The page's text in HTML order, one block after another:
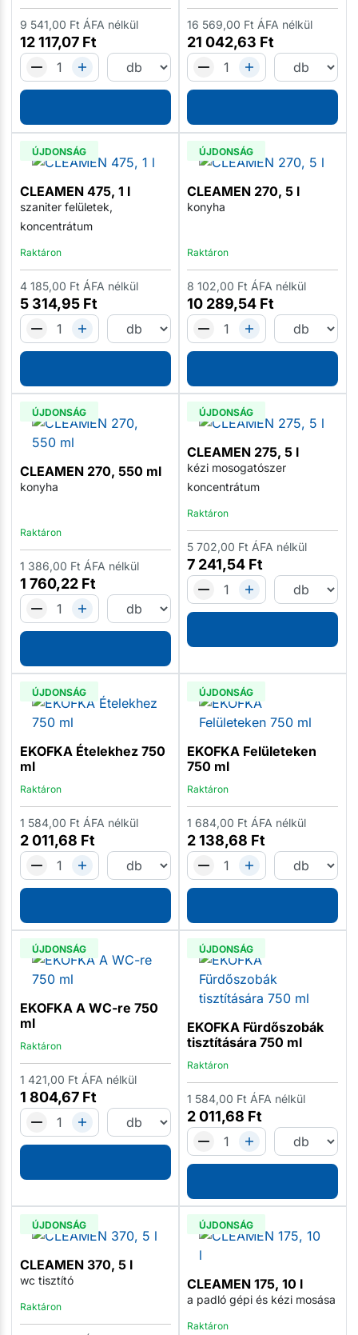
12 117,07 Ft
9 541,00 Ft ÁFA nélkül
21 042,63 Ft
16 569,00 Ft ÁFA nélkül
ÚJDONSÁG
CLEAMEN 475, 1 l
szaniter felületek,
koncentrátum
Raktáron
5 314,95 Ft
4 185,00 Ft ÁFA nélkül
ÚJDONSÁG
CLEAMEN 270, 5 l
konyha
Raktáron
10 289,54 Ft
8 102,00 Ft ÁFA nélkül
ÚJDONSÁG
CLEAMEN 270, 550 ml
konyha
Raktáron
1 760,22 Ft
1 386,00 Ft ÁFA nélkül
ÚJDONSÁG
CLEAMEN 275, 5 l
kézi mosogatószer
koncentrátum
Raktáron
7 241,54 Ft
5 702,00 Ft ÁFA nélkül
ÚJDONSÁG
EKOFKA Ételekhez 750
ml
Raktáron
2 011,68 Ft
1 584,00 Ft ÁFA nélkül
ÚJDONSÁG
EKOFKA Felületeken
750 ml
Raktáron
2 138,68 Ft
1 684,00 Ft ÁFA nélkül
ÚJDONSÁG
EKOFKA A WC-re 750
ml
Raktáron
1 804,67 Ft
1 421,00 Ft ÁFA nélkül
ÚJDONSÁG
EKOFKA Fürdőszobák
tisztítására 750 ml
Raktáron
2 011,68 Ft
1 584,00 Ft ÁFA nélkül
ÚJDONSÁG
CLEAMEN 370, 5 l
wc tisztító
Raktáron
ÚJDONSÁG
CLEAMEN 175, 10 l
a padló gépi és kézi mosása
Raktáron